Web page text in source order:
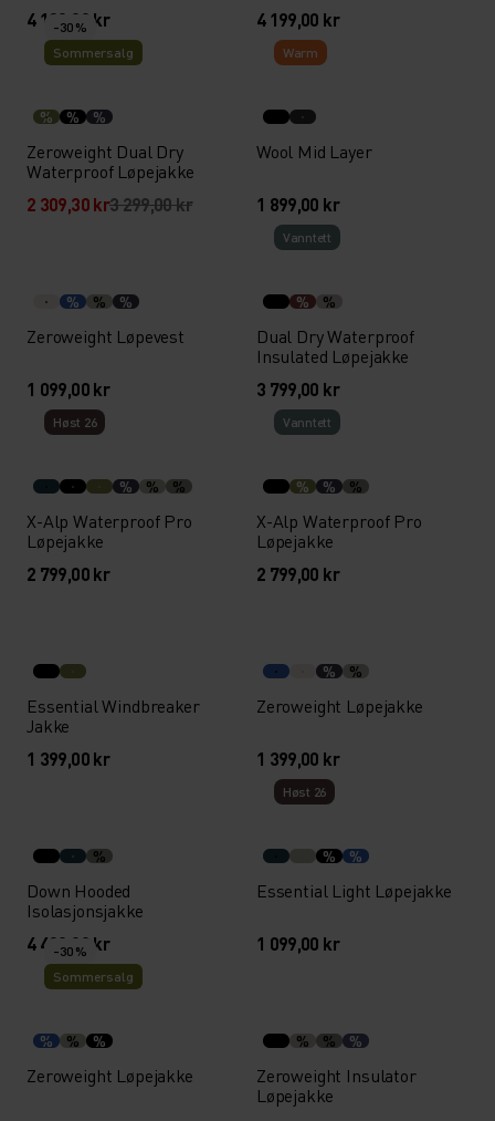
4 199,00 kr
4 199,00 kr
-30 %
Sommersalg
% % %
Zeroweight Dual Dry
Waterproof Løpejakke
2 309,30 kr3 299,00 kr
Warm
Wool Mid Layer
1 899,00 kr
% % %
Zeroweight Løpevest
1 099,00 kr
Vann­tett
% %
Dual Dry Waterproof
Insulated Løpejakke
3 799,00 kr
Høst 26
% % %
X-Alp Waterproof Pro
Løpejakke
2 799,00 kr
Vann­tett
% % %
X-Alp Waterproof Pro
Løpejakke
2 799,00 kr
Essential Windbreaker
Jakke
1 399,00 kr
% %
Zeroweight Løpejakke
1 399,00 kr
%
Down Hooded
Isolasjonsjakke
4 499,00 kr
Høst 26
% %
Essential Light Løpejakke
1 099,00 kr
-30 %
Sommersalg
% % %
Zeroweight Løpejakke
% % %
Zeroweight Insulator
Løpejakke